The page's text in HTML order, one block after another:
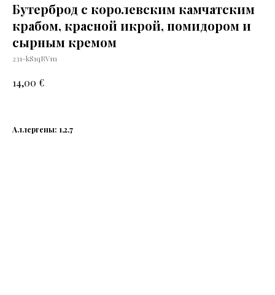
Бутерброд с королевским камчатским
крабом, красной икрой, помидором и
сырным кремом
231-kS1qRVm
14,00 €
Аллергены: 1,2,7